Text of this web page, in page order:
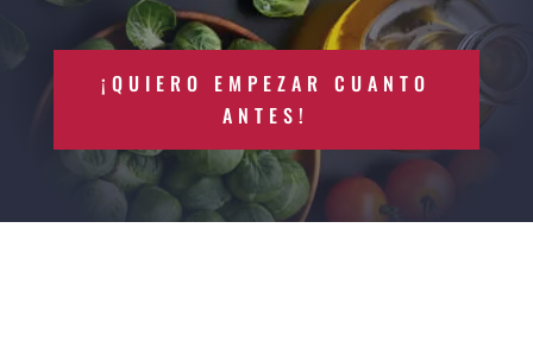
¡QUIERO EMPEZAR CUANTO
ANTES!